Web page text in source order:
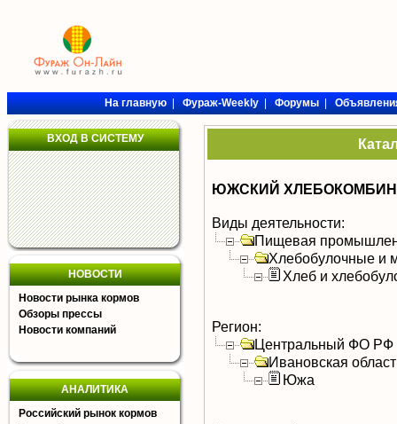
На главную|Фураж-Weekly|Форумы|
ВХОД В СИСТЕМУ
НОВОСТИ
Новости рынка кормов
Обзоры прессы
Новости компаний
АНАЛИТИКА
Российский рынок кормов
ЮЖСКИЙ
Виды деятельности:
Пищевая
Хлебобулочные и
Хлеб и
Регион:
Центральный ФО РФ
Ивановская
Южа